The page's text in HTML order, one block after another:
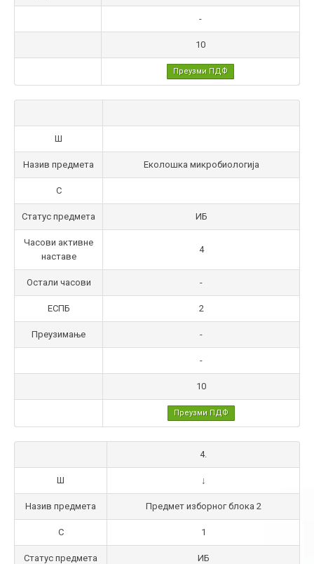
-
10
Преузми ПДФ
Ш
Назив предмета Еколошка микробиологија
С
Статус предмета ИБ
Часови активне
наставе
4
Остали часови -
ЕСПБ 2
Преузимање -
-
10
Преузми ПДФ
4.
Ш ↓
Назив предмета Предмет изборног блока 2
С 1
Статус предмета ИБ